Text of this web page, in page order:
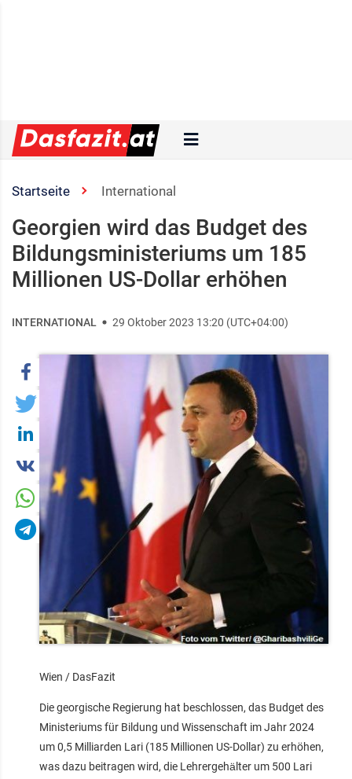
Startseite International
Georgien wird das Budget des
Bildungsministeriums um 185
Millionen US-Dollar erhöhen
INTERNATIONAL 29 Oktober 2023 13:20 (UTC+04:00)
Wien / DasFazit
Die georgische Regierung hat beschlossen, das Budget des
Ministeriums für Bildung und Wissenschaft im Jahr 2024
um 0,5 Milliarden Lari (185 Millionen US-Dollar) zu erhöhen,
was dazu beitragen wird, die Lehrergehälter um 500 Lari